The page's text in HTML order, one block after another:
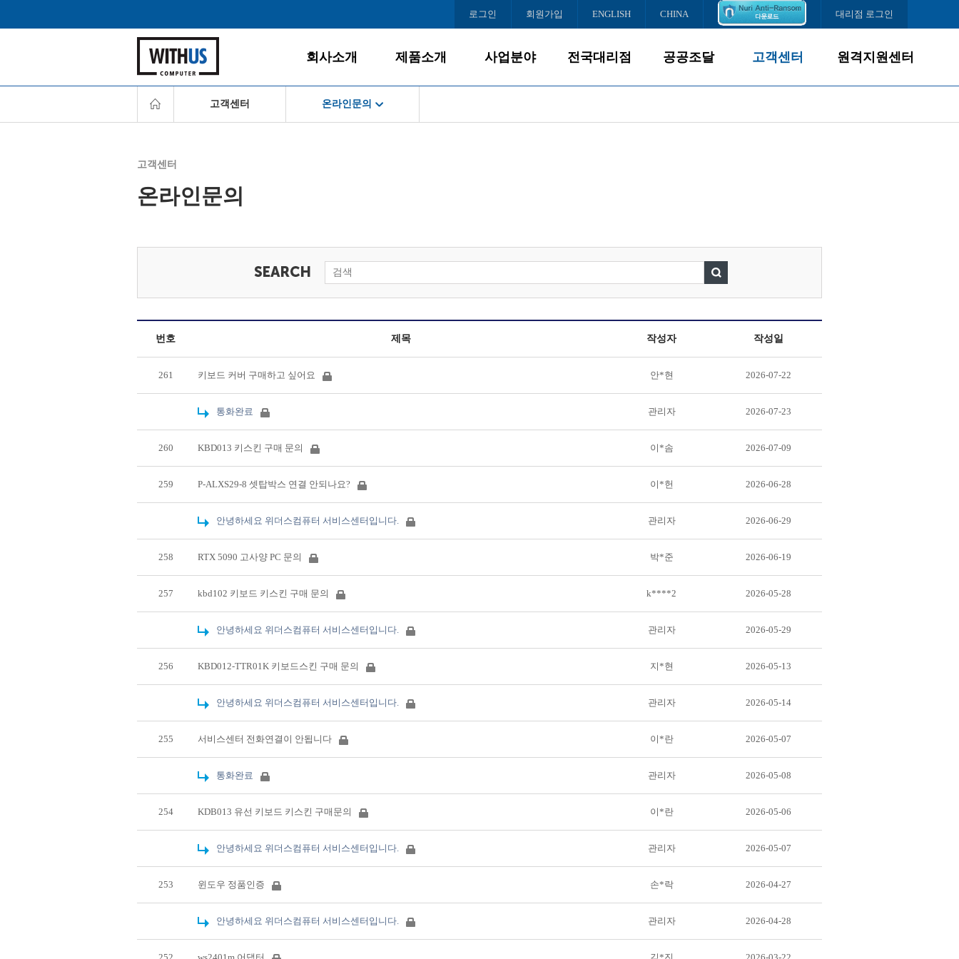
로그인 회원가입 ENGLISH CHINA 대리점 로그인
회사소개
회사소개
제품소개 사업분야 전국대리점 공공조달 고객센터 원격지원센터
고객센터 온라인문의
FAQ
온라인문의
고객센터
온라인문의
번호 제목 작성자 작성일
261 키보드 커버 구매하고 싶어요 안*현 2026-07-22
통화완료 관리자 2026-07-23
260 KBD013 키스킨 구매 문의 이*솜 2026-07-09
259 P-ALXS29-8 셋탑박스 연결 안되나요? 이*헌 2026-06-28
안녕하세요 위더스컴퓨터 서비스센터입니다. 관리자 2026-06-29
258 RTX 5090 고사양 PC 문의 박*준 2026-06-19
257 kbd102 키보드 키스킨 구매 문의 k****2 2026-05-28
안녕하세요 위더스컴퓨터 서비스센터입니다. 관리자 2026-05-29
256 KBD012-TTR01K 키보드스킨 구매 문의 지*현 2026-05-13
안녕하세요 위더스컴퓨터 서비스센터입니다. 관리자 2026-05-14
255 서비스센터 전화연결이 안됩니다 이*란 2026-05-07
통화완료 관리자 2026-05-08
254 KDB013 유선 키보드 키스킨 구매문의 이*란 2026-05-06
안녕하세요 위더스컴퓨터 서비스센터입니다. 관리자 2026-05-07
253 윈도우 정품인증 손*락 2026-04-27
안녕하세요 위더스컴퓨터 서비스센터입니다. 관리자 2026-04-28